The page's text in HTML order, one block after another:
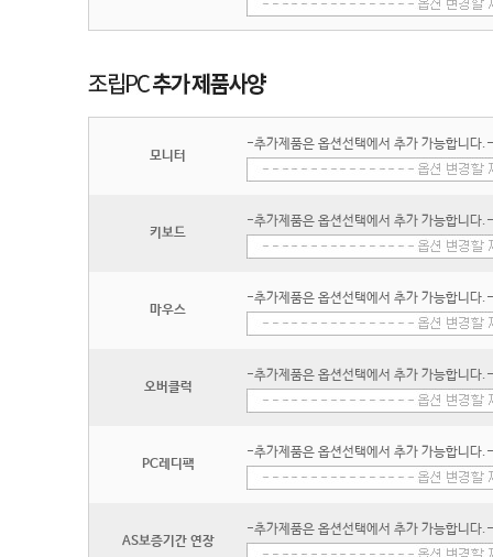
모니터
-추가제품은 옵션선택에서 추가 가능합니다.-
키보드
-추가제품은 옵션선택에서 추가 가능합니다.-
마우스
-추가제품은 옵션선택에서 추가 가능합니다.-
오버클럭
-추가제품은 옵션선택에서 추가 가능합니다.-
PC레디팩
-추가제품은 옵션선택에서 추가 가능합니다.-
AS보증기간 연장
-추가제품은 옵션선택에서 추가 가능합니다.-